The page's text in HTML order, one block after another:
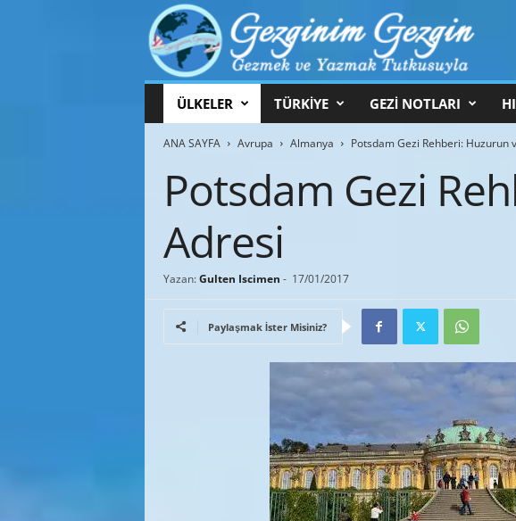
z
ÜLKELER TÜRKİYE GEZİ NOTLARI
ANA SAYFA Avrupa Almanya Potsdam Gezi Rehberi: Huzurun
Potsdam Gezi
Adresi
Yazan: Gulten Iscimen - 17/01/2017
Paylaşmak İster Misiniz?